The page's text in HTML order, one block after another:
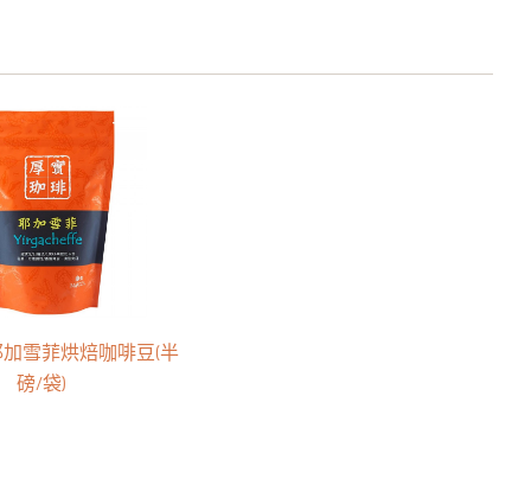
雪菲烘焙咖啡豆(半
磅/袋)